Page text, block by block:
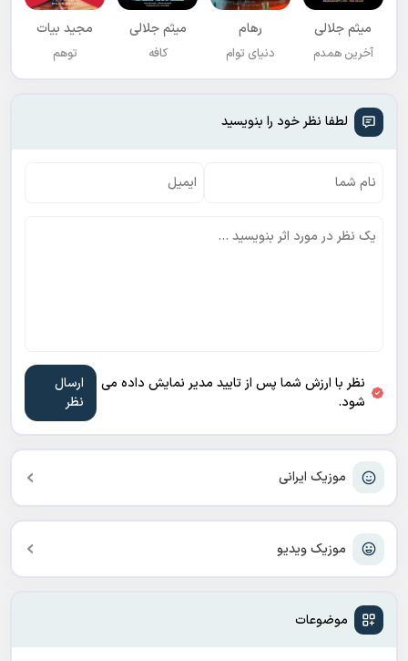
موزیک ایرانی
موزیک ویدیو
موضوعات
میثم جلالی
آخرین همدم
رهام
دنیای توام
میثم جلالی
کافه
مجید بیات
توهم
لطفا نظر خود را بنویسید
نظر با ارزش شما پس از تایید مدیر نمایش داده می
شود.